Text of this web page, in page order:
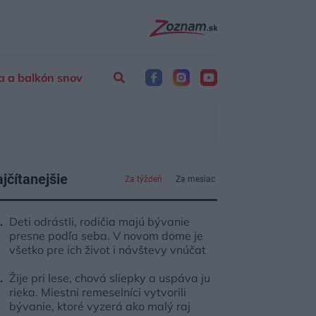
a balkón snov
Za týždeň Za mesiac
Deti odrástli, rodičia majú bývanie
presne podľa seba. V novom dome je
všetko pre ich život i návštevy vnúčat
Žije pri lese, chová sliepky a uspáva ju
rieka. Miestni remeselníci vytvorili
bývanie, ktoré vyzerá ako malý raj